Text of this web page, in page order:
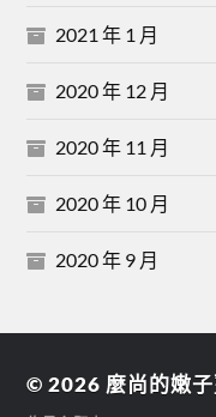
2021 年 1 月
2020 年 12 月
2020 年 11 月
2020 年 10 月
2020 年 9 月
© 2026 麼尚的嫩